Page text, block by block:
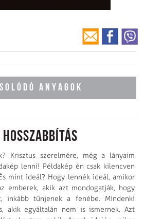
ANYAGOK
Krisztus szerelmére, még a lányaim
lenni! Példakép én csak kilencven
mint ideál? Hogy lennék ideál, amikor
emberek, akik azt mondogatják, hogy
inkább tűnjenek a fenébe. Mindenki
akik egyáltalán nem is ismernek. Azt